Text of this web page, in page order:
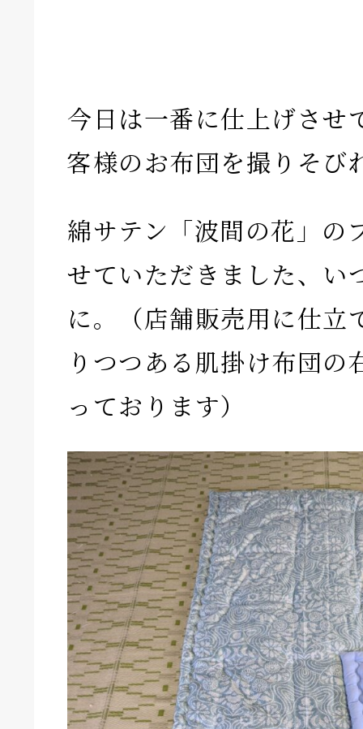
今日は一番に仕上げさせ
客様のお布団を撮りそび
綿サテン「波間の花」の
せていただきました、い
に。（店舗販売用に仕立
りつつある肌掛け布団の
っております）